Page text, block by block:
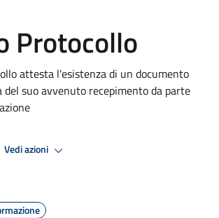
Protocollo
attesta l'esistenza di un documento
del suo avvenuto recepimento da parte
Vedi azioni